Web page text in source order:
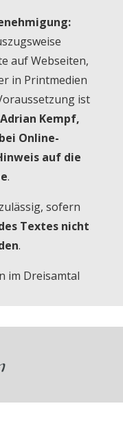
auf Webseiten,
in Printmedien
ist
Kempf,
Online-
auf die
.
sofern
Textes nicht
.
im Dreisamtal